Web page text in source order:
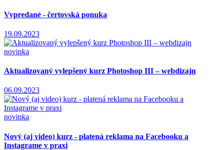
Vypredané - čertovská ponuka
19.09.2023
novinka
Aktualizovaný vylepšený kurz Photoshop III – webdizajn
06.09.2023
novinka
Nový (aj video) kurz - platená reklama na Facebooku a
Instagrame v praxi